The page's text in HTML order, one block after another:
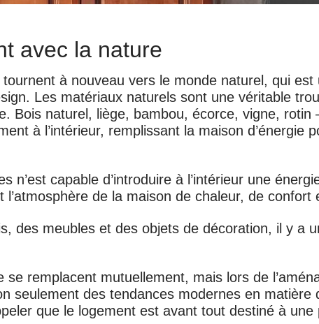
avec la nature
à nouveau vers le monde naturel, qui est
Les matériaux naturels sont une véritable
Bois naturel, liège, bambou, écorce, vigne, rotin
à l’intérieur, remplissant la maison d’énergie
n’est capable d’introduire à l’intérieur une
de la maison de chaleur, de confort
des meubles et des objets de décoration, il y a
remplacent mutuellement, mais lors de
seulement des tendances modernes en matière
que le logement est avant tout destiné à une